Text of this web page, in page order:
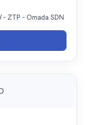
- ZTP - Omada SDN